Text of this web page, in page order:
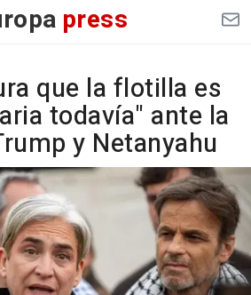
press
que la flotilla es
todavía" ante la
y Netanyahu